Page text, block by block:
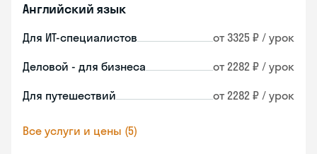
Английский язык
Для ИТ-специалистов от 3325 ₽ / урок
Деловой - для бизнеса от 2282 ₽ / урок
Для путешествий от 2282 ₽ / урок
Все услуги и цены (5)